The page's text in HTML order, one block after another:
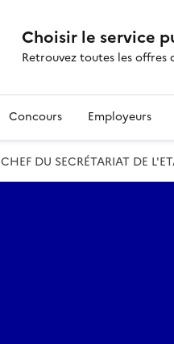
Choisir le service
Retrouvez toutes les
Concours Employeurs
CHEF DU SECRÉTARIAT DE